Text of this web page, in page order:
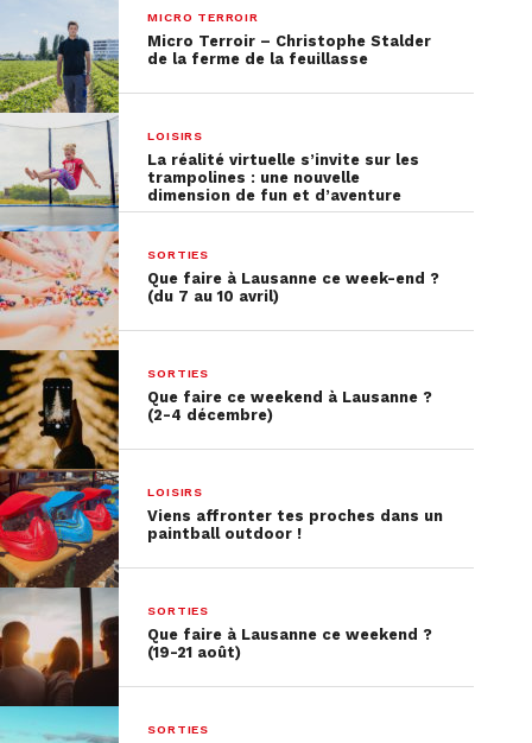
MICRO TERROIR
Micro Terroir – Christophe Stalder
de la ferme de la feuillasse
LOISIRS
La réalité virtuelle s’invite sur les
trampolines : une nouvelle
dimension de fun et d’aventure
SORTIES
Que faire à Lausanne ce week-end ?
(du 7 au 10 avril)
SORTIES
Que faire ce weekend à Lausanne ?
(2-4 décembre)
LOISIRS
Viens affronter tes proches dans un
paintball outdoor !
SORTIES
Que faire à Lausanne ce weekend ?
(19-21 août)
SORTIES